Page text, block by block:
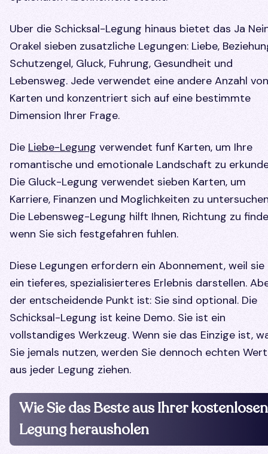
Uber die Schicksal-Legung hinaus bietet das Ja
Orakel sieben zusatzliche Legungen: Liebe,
Schutzengel, Gluck, Fuhrung, Gesundheit und
Lebensweg. Jede verwendet eine andere Anzahl von
Karten und konzentriert sich auf eine bestimmte
Dimension Ihrer Frage.
Die Liebe-Legung verwendet funf Karten, um Ihre
romantische und emotionale Landschaft zu
Die Gluck-Legung verwendet sieben Karten, um
Karriere, Finanzen und Moglichkeiten zu
Die Lebensweg-Legung hilft Ihnen, Richtung zu
wenn Sie sich festgefahren fuhlen.
Diese Legungen erfordern ein Abonnement, weil sie
ein tieferes, spezialisierteres Erlebnis darstellen.
der entscheidende Punkt ist: Sie sind optional. Die
Schicksal-Legung ist keine Demo. Sie ist ein
vollstandiges Werkzeug. Wenn sie das Einzige ist,
Sie jemals nutzen, werden Sie dennoch echten Wert
aus jeder Legung ziehen.
Wie Sie das Beste aus Ihrer kostenlosen
Legung herausholen